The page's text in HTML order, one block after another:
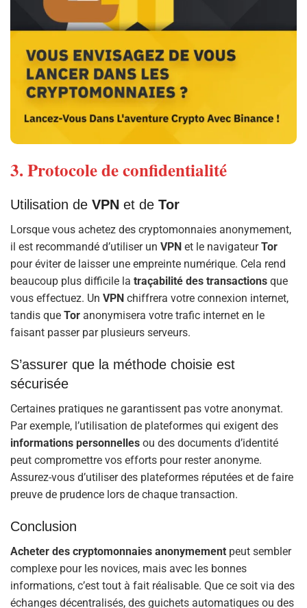
3. Protocole de confidentialité
Utilisation de VPN et de Tor
Lorsque vous achetez des cryptomonnaies anonymement,
il est recommandé d’utiliser un VPN et le navigateurTor
pour éviter de laisser une empreinte numérique. Cela rend
beaucoup plus difficile la traçabilité des transactions que
vous effectuez. Un VPN chiffrera votre connexion internet,
tandis que Tor anonymisera votre trafic internet en le
faisant passer par plusieurs serveurs.
S’assurer que la méthode choisie est
sécurisée
Certaines pratiques ne garantissent pas votre anonymat.
Par exemple, l’utilisation de plateformes qui exigent des
informations personnelles ou des documents d’identité
peut compromettre vos efforts pour rester anonyme.
Assurez-vous d’utiliser des plateformes réputées et de faire
preuve de prudence lors de chaque transaction.
Conclusion
Acheter des cryptomonnaies anonymement peut sembler
complexe pour les novices, mais avec les bonnes
informations, c’est tout à fait réalisable. Que ce soit via des
échanges décentralisés, des guichets automatiques ou des